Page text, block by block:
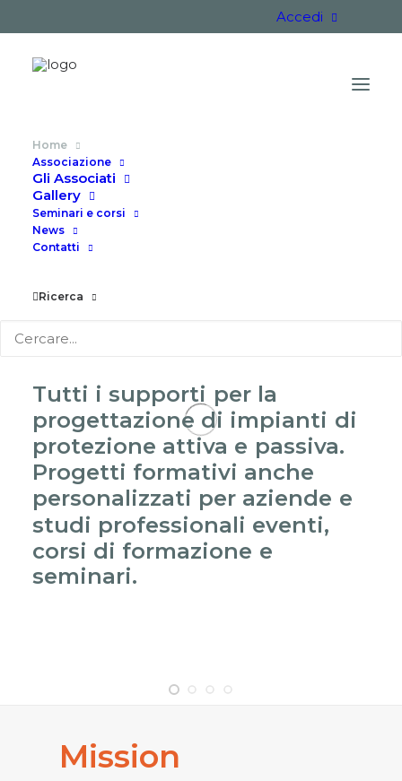
Accedi
Home
Associazione
Gli Associati
Gallery
Seminari e corsi
News
Contatti
Ricerca
nasce
formazione
Tutti i supporti per la
progettazione di impianti di
protezione attiva e passiva.
Progetti formativi anche
personalizzati per aziende e
studi professionali eventi,
corsi di formazione e
seminari.
Mission